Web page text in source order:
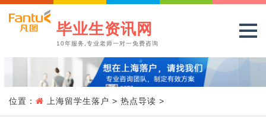
毕业生资讯网
10年服务,专业老师一对一免费咨询
位置： 上海留学生落户 > 热点导读 >